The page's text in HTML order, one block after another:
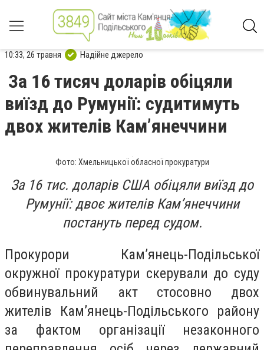
10:33, 26 травня Надійне джерело
За 16 тисяч доларів обіцяли
виїзд до Румунії: судитимуть
двох жителів Кам’янеччини
Фото: Хмельницької обласної прокуратури
За 16 тис. доларів США обіцяли виїзд до
Румунії: двоє жителів Кам’янеччини
постануть перед судом.
Прокурори Кам’янець-Подільської
окружної прокуратури скерували до суду
обвинувальний акт стосовно двох
жителів Кам’янець-Подільського району
за фактом організації незаконного